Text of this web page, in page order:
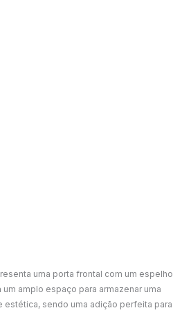
uma porta frontal com um espelho
amplo espaço para armazenar uma
sendo uma adição perfeita para